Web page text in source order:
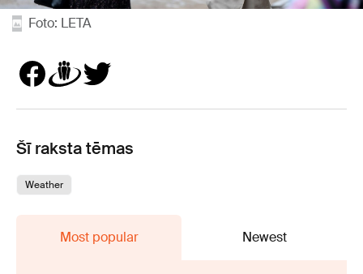
Foto: LETA
Šī raksta tēmas
Weather
Most popular Newest